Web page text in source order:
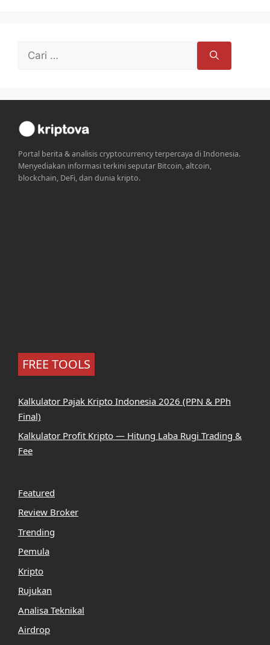
untuk:
Portal berita & analisis cryptocurrency terpercaya di Indonesia.
Menyediakan informasi terkini seputar Bitcoin, altcoin,
blockchain, DeFi, dan dunia kripto.
FREE TOOLS
Kalkulator Pajak Kripto Indonesia 2026 (PPN & PPh
Final)
Kalkulator Profit Kripto — Hitung Laba Rugi Trading &
Fee
Featured
Review Broker
Trending
Pemula
Kripto
Rujukan
Analisa Teknikal
Airdrop